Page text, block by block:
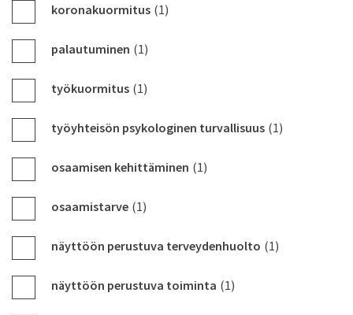
koronakuormitus (1)
palautuminen (1)
työkuormitus (1)
työyhteisön psykologinen turvallisuus (1)
osaamisen kehittäminen (1)
osaamistarve (1)
näyttöön perustuva terveydenhuolto (1)
näyttöön perustuva toiminta (1)